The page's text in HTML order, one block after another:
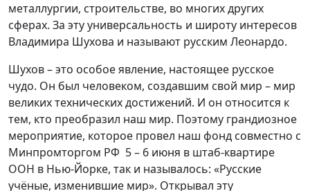
металлургии, строительстве, во многих других
сферах. За эту универсальность и широту интересов
Владимира Шухова и называют русским Леонардо.
Шухов – это особое явление, настоящее русское
чудо. Он был человеком, создавшим свой мир – мир
великих технических достижений. И он относится к
тем, кто преобразил наш мир. Поэтому грандиозное
мероприятие, которое провел наш фонд совместно с
Минпромторгом РФ 5 – 6 июня в штаб-квартире
ООН в Нью-Йорке, так и называлось: «Русские
учёные, изменившие мир». Открывал эту